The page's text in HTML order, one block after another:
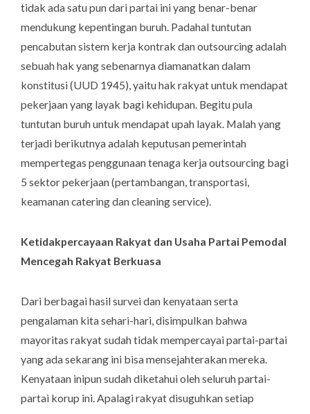
tidak ada satu pun dari partai ini yang benar-benar
mendukung kepentingan buruh. Padahal tuntutan
pencabutan sistem kerja kontrak dan outsourcing adalah
sebuah hak yang sebenarnya diamanatkan dalam
konstitusi (UUD 1945), yaitu hak rakyat untuk mendapat
pekerjaan yang layak bagi kehidupan. Begitu pula
tuntutan buruh untuk mendapat upah layak. Malah yang
terjadi berikutnya adalah keputusan pemerintah
mempertegas penggunaan tenaga kerja outsourcing bagi
5 sektor pekerjaan (pertambangan, transportasi,
keamanan catering dan cleaning service).
Ketidakpercayaan Rakyat dan Usaha Partai Pemodal
Mencegah Rakyat Berkuasa
Dari berbagai hasil survei dan kenyataan serta
pengalaman kita sehari-hari, disimpulkan bahwa
mayoritas rakyat sudah tidak mempercayai partai-partai
yang ada sekarang ini bisa mensejahterakan mereka.
Kenyataan inipun sudah diketahui oleh seluruh partai-
partai korup ini. Apalagi rakyat disuguhkan setiap